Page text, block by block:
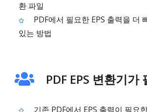
환 파일
PDF에서 필요한 EPS 출력을 더
있는 방법
PDF EPS 변환기가
기존 PDF에서 EPS 출력이 필요